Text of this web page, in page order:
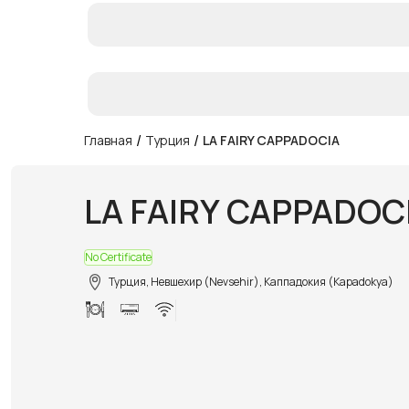
Главная / Турция / LA FAIRY CAPPADOCIA
LA FAIRY
No Certificate
Турция, Невшехир (Nevsehir), Каппадокия (Kapadokya)